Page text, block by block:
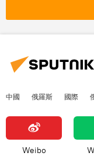
中國 俄羅斯 國際
Weibo